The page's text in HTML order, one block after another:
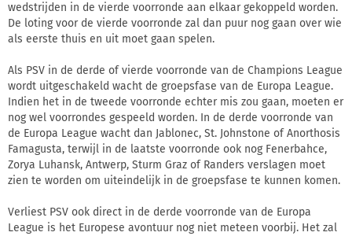
wedstrijden in de vierde voorronde aan elkaar gekoppeld worden.
De loting voor de vierde voorronde zal dan puur nog gaan over wie
als eerste thuis en uit moet gaan spelen.
Als PSV in de derde of vierde voorronde van de Champions League
wordt uitgeschakeld wacht de groepsfase van de Europa League.
Indien het in de tweede voorronde echter mis zou gaan, moeten er
nog wel voorrondes gespeeld worden. In de derde voorronde van
de Europa League wacht dan Jablonec, St. Johnstone of Anorthosis
Famagusta, terwijl in de laatste voorronde ook nog Fenerbahce,
Zorya Luhansk, Antwerp, Sturm Graz of Randers verslagen moet
zien te worden om uiteindelijk in de groepsfase te kunnen komen.
Verliest PSV ook direct in de derde voorronde van de Europa
League is het Europese avontuur nog niet meteen voorbij. Het zal